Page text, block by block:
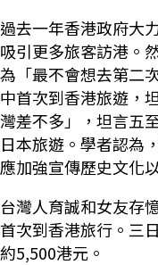
過去一年香港政府大
吸引更多旅客訪港。
為「最不會想去第二
中首次到香港旅遊，
灣差不多」，坦言五
日本旅遊。學者認為
應加強宣傳歷史文化
台灣人育誠和女友存
首次到香港旅行。三
約5,500港元。